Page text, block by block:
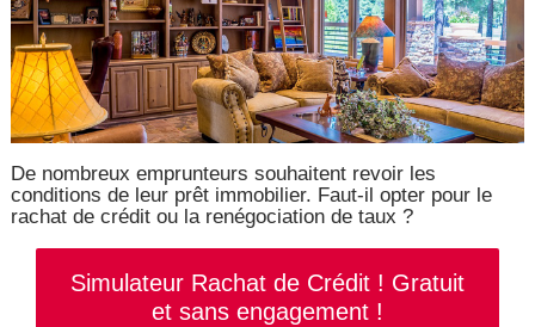
De nombreux emprunteurs souhaitent revoir les
conditions de leur prêt immobilier. Faut-il opter pour le
rachat de crédit ou la renégociation de taux ?
Simulateur Rachat de Crédit ! Gratuit
et sans engagement !